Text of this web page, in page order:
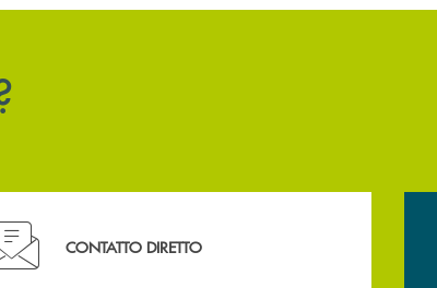
bisogno di assistenza immediata? Contattaci .
CONTATTO DIRETTO